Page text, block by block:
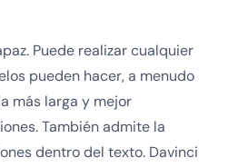
Puede realizar cualquier
pueden hacer, a menudo
más larga y mejor
También admite la
dentro del texto. Davinci